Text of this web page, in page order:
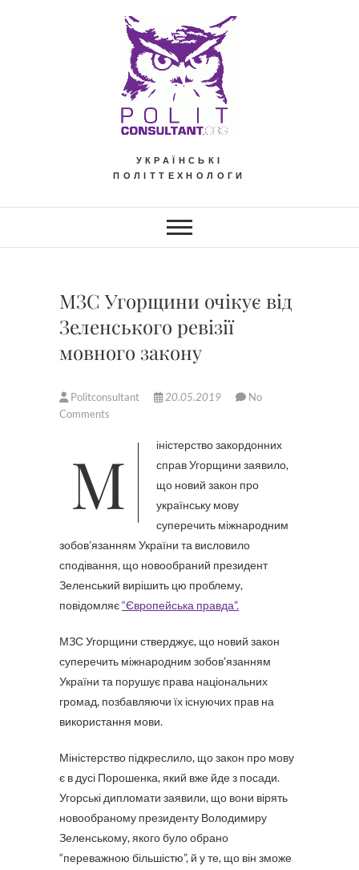
УКРАЇНСЬКІ
ПОЛІТТЕХНОЛОГИ
МЗС Угорщини очікує від
Зеленського ревізії
мовного закону
Politconsultant 20.05.2019
No
Comments
Міністерство закордонних
справ Угорщини заявило,
що новий закон про
українську мову
суперечить міжнародним
зобов’язанням України та висловило
сподівання, що новообраний президент
Зеленський вирішить цю проблему,
повідомляє“Європейська правда”.
МЗС Угорщини стверджує, що новий закон
суперечить міжнародним зобов’язанням
України та порушує права національних
громад, позбавляючи їх існуючих прав на
використання мови.
Міністерство підкреслило, що закон про мову
є в дусі Порошенка, який вже йде з посади.
Угорські дипломати заявили, що вони вірять
новообраному президенту Володимиру
Зеленському, якого було обрано
“переважною більшістю”, й у те, що він зможе